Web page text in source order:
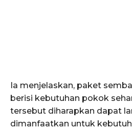
Ia menjelaskan, paket
berisi kebutuhan pokok
tersebut diharapkan dapat
dimanfaatkan untuk